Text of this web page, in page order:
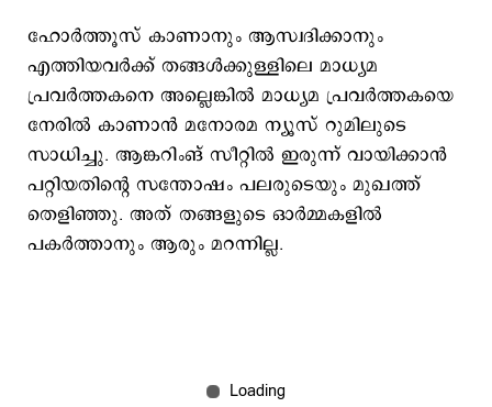
ഹോർത്തൂസ് കാണാനും ആസ്വദിക്കാനും
എത്തിയവർക്ക് തങ്ങൾക്കുള്ളിലെ മാധ്യമ
പ്രവർത്തകനെ അല്ലെങ്കിൽ മാധ്യമ പ്രവർത്തകയെ
നേരിൽ കാണാൻ മനോരമ ന്യൂസ് റുമിലുടെ
സാധിച്ചു. ആങ്കറിംങ് സീറ്റിൽ ഇരുന്ന് വായിക്കാൻ
പറ്റിയതിന്റെ സന്തോഷം പലരുടെയും മുഖത്ത്
തെളിഞ്ഞു. അത് തങ്ങളുടെ ഓർമ്മകളിൽ
പകർത്താനും ആരും മറന്നില്ല.